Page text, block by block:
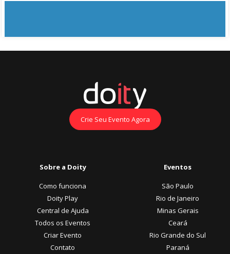
Crie Seu Evento Agora
Sobre a Doity
Como funciona
Doity Play
Central de Ajuda
Todos os Eventos
Criar Evento
Contato
Eventos
São Paulo
Rio de Janeiro
Minas Gerais
Ceará
Rio Grande do Sul
Paraná